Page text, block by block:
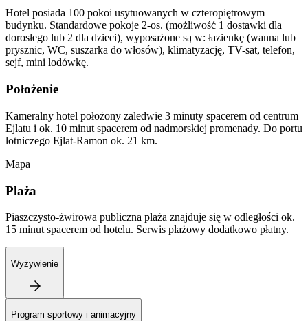
Hotel posiada 100 pokoi usytuowanych w czteropiętrowym
budynku. Standardowe pokoje 2-os. (możliwość 1 dostawki dla
dorosłego lub 2 dla dzieci), wyposażone są w: łazienkę (wanna lub
prysznic, WC, suszarka do włosów), klimatyzację, TV-sat, telefon,
sejf, mini lodówkę.
Położenie
Kameralny hotel położony zaledwie 3 minuty spacerem od centrum
Ejlatu i ok. 10 minut spacerem od nadmorskiej promenady. Do portu
lotniczego Ejlat-Ramon ok. 21 km.
Mapa
Plaża
Piaszczysto-żwirowa publiczna plaża znajduje się w odległości ok.
15 minut spacerem od hotelu. Serwis plażowy dodatkowo płatny.
Wyżywienie
Program sportowy i animacyjny